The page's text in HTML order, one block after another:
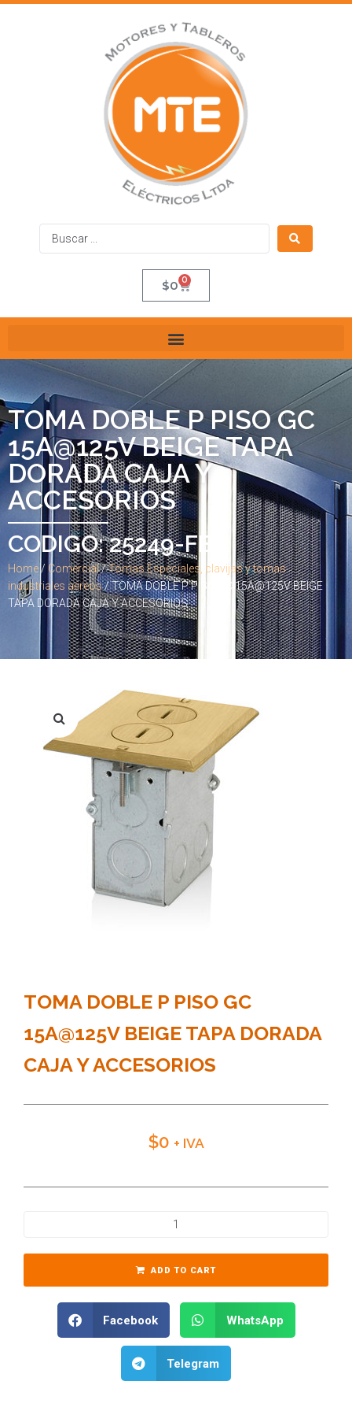
$0 0
TOMA DOBLE P PISO GC
15A@125V BEIGE TAPA
DORADA CAJA Y
ACCESORIOS
CODIGO: 25249-FBA
Home/ Comercial/Tomas Especiales, clavijas y tomas
industriales aereos/ TOMA DOBLE P PISO GC 15A@125V BEIGE
TAPA DORADA CAJA Y ACCESORIOS
TOMA DOBLE P PISO GC
15A@125V BEIGE TAPA DORADA
CAJA Y ACCESORIOS
$0 + IVA
ADD TO CART
Facebook WhatsApp
Telegram